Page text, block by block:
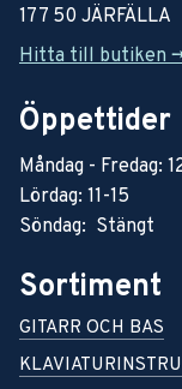
177 50 JÄRFÄLLA
Hitta till butiken -
Öppettider
Måndag - Fredag:
Lördag: 11-15
Söndag: Stängt
Sortiment
GITARR OCH BAS